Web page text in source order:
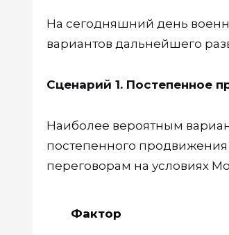
На сегодняшний день
вариантов дальнейшего
Сценарий 1. Постепенное
Наиболее вероятным
постепенного
переговорам на условиях
Фактор